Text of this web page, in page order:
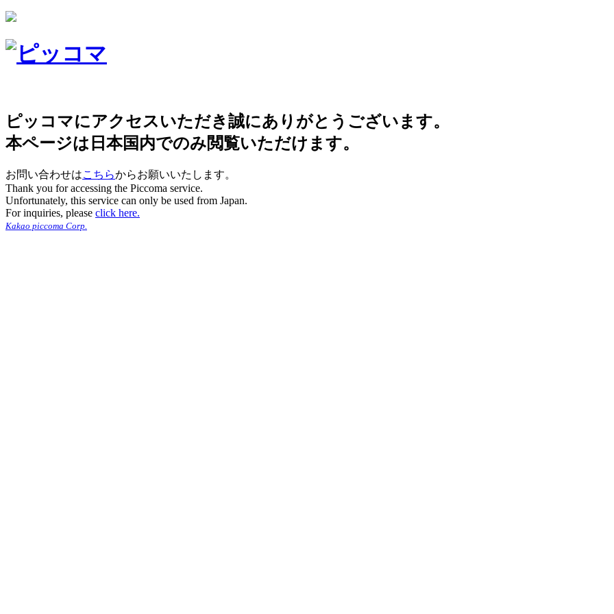
ピッコマにアクセスいただき誠にありがとうございます。
本ページは日本国内でのみ閲覧いただけます。
お問い合わせはこちらからお願いいたします。
Thank you for accessing the Piccoma service.
Unfortunately, this service can only be used from Japan.
For inquiries, please click here.
Kakao piccoma Corp.